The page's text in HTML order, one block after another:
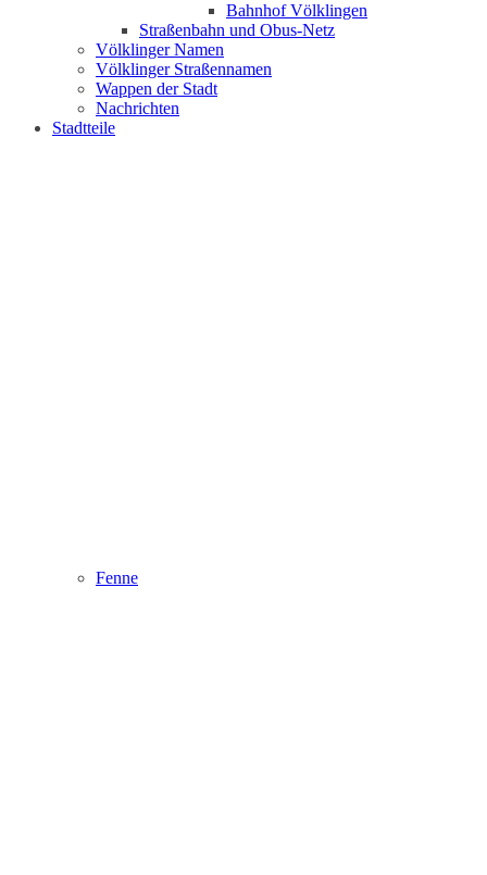
Bahnhof Völklingen
Straßenbahn und Obus-Netz
Völklinger Namen
Völklinger Straßennamen
Wappen der Stadt
Nachrichten
Stadtteile
Fenne